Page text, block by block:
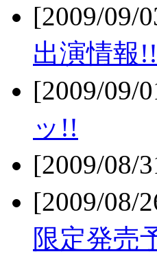
[2009/09/
出演情報!!
[2009/09/
ッ!!
[2009/08/
[2009/08/
限定発売